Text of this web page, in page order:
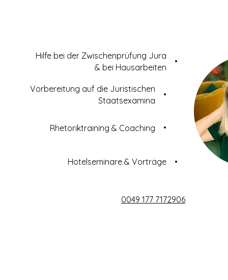
Hilfe bei der Zwischenprüfung Jura
& bei Hausarbeiten
•
Vorbereitung auf die Juristischen
Staatsexamina
•
Rhetoriktraining & Coaching •
Hotelseminare & Vorträge •
0049 177 7172906